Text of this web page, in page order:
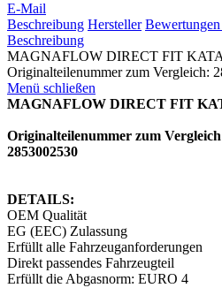
E-Mail
Beschreibung Hersteller Bewertungen
Beschreibung
MAGNAFLOW DIRECT FIT
Originalteilenummer zum Vergleich:
Menü schließen
MAGNAFLOW DIRECT FIT
Originalteilenummer zum
2853002530
DETAILS:
OEM Qualität
EG (EEC) Zulassung
Erfüllt alle Fahrzeuganforderungen
Direkt passendes Fahrzeugteil
Erfüllt die Abgasnorm: EURO 4